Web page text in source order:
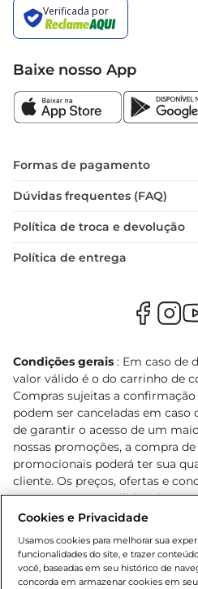
Baixe nosso App
Formas de pagamento
Dúvidas frequentes (FAQ)
Política de troca e devolução
Política de entrega
Condições gerais : Em caso de
valor válido é o do carrinho de
Compras sujeitas a
podem ser canceladas em caso
de garantir o acesso de um
nossas promoções, a compra
promocionais poderá ter sua
cliente. Os preços, ofertas e
o e-commerce e válidos
sofrer alterações sem prévia
Lei n.º 8069/90, art. 81, inciso II
Adolescente). Preços e
www.bretas.com.br, podendo
Cookies e Privacidade
Usamos cookies para melhorar sua
funcionalidades do site, e trazer
você, baseadas em seu histórico de
concorda em armazenar cookies em